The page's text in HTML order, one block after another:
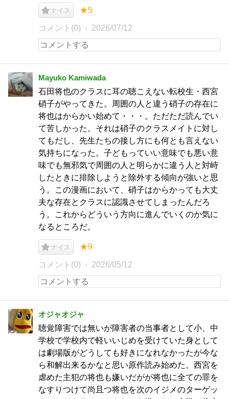
ナイス ★5
コメント(0) 2026/07/12
Mayuko Kamiwada
石田将也のクラスに耳の聴こえない転校生・西宮
硝子がやってきた。周囲の人と違う硝子の存在に
将也はからかい始めて・・・。ただただ読んでい
て苦しかった。それは硝子のクラスメイトに対し
てもだし、先生たちの接し方にも何とも言えない
気持ちになった。子どもっていい意味でも悪い意
味でも無邪気で周囲の人と明らかに違う人と対峙
したときに排除しようと除外する傾向が強いと思
う。この漫画において、硝子はからかっても大丈
夫な存在とクラスに認識させてしまったんだろ
う。これからどういう方向に進んでいくのか気に
なるところだ。
ナイス ★9
コメント(0) 2026/05/12
オジャオジャ
聴覚障害では無いが障害者の当事者として小、中
学校で学校内で軽いいじめを受けていた身として
は劇場版がどうしても好きになれなかったが今な
ら和解出来るかなと思い原作読み始めた。西宮を
虐めた主犯の将也も嫌いだがが将也に全ての罪を
なすりつけて尚且つ将也を次のイジメのターゲッ